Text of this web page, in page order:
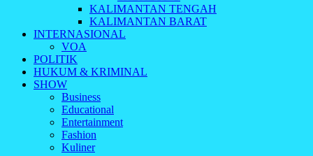
KALIMANTAN TENGAH
KALIMANTAN BARAT
INTERNASIONAL
VOA
POLITIK
HUKUM & KRIMINAL
SHOW
Business
Educational
Entertainment
Fashion
Kuliner